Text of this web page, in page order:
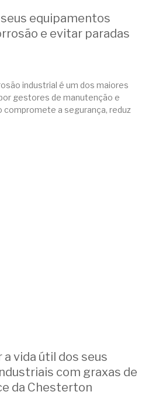
equipamentos
e evitar paradas
industrial é um dos maiores
gestores de manutenção e
compromete a segurança, reduz
vida útil dos seus
com graxas de
da Chesterton